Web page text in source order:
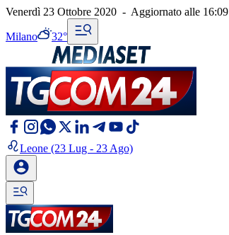
Venerdì 23 Ottobre 2020 - Aggiornato alle 16:09
Milano 32°
Leone (23 Lug - 23 Ago)